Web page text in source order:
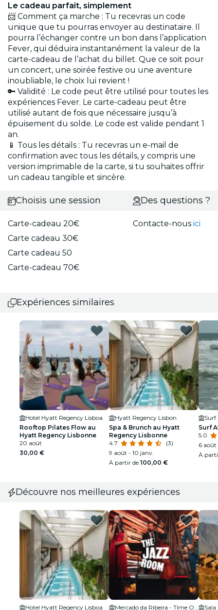
Le cadeau parfait, simplement
📨 Comment ça marche : Tu recevras un code
unique que tu pourras envoyer au destinataire. Il
pourra l’échanger contre un bon dans l’application
Fever, qui déduira instantanément la valeur de la
carte-cadeau de l’achat du billet. Que ce soit pour
un concert, une soirée festive ou une aventure
inoubliable, le choix lui revient !
🔑 Validité : Le code peut être utilisé pour toutes les
expériences Fever. Le carte-cadeau peut être
utilisé autant de fois que nécessaire jusqu’à
épuisement du solde. Le code est valide pendant 1
an.
📱 Tous les détails : Tu recevras un e-mail de
confirmation avec tous les détails, y compris une
version imprimable de la carte, si tu souhaites offrir
un cadeau tangible et sincère.
Choisis une session
Carte-cadeau 20€
Carte cadeau 30€
Carte cadeau 50
Carte-cadeau 70€
Des questions ?
Contacte-nousici
Expériences similaires
Hotel Hyatt Regency Lisboa
Rooftop Pilates Flow au
Hyatt Regency Lisbonne
20 août
30,00 €
Hyatt Regency Lisbon
Spa & Brunch au Hyatt
Regency Lisbonne
4.7
(3)
9 août - 10 janv.
À partir de 100,00 €
Surf
5.0
6 août
À
Découvre nos meilleures expériences
Hotel Hyatt Regency Lisboa
Mercado da Ribeira - Time Out Market